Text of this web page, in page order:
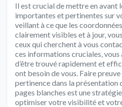
Il est crucial de mettre en avant
importantes et pertinentes sur
veillant à ce que les
clairement visibles et à jour,
ceux qui cherchent à vous
ces informations cruciales, vous
d’être trouvé rapidement et
ont besoin de vous. Faire
pertinence dans la présentation
pages blanches est une
optimiser votre visibilité et